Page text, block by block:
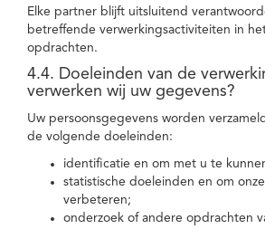
Elke partner blijft uitsluitend
betreffende verwerkingsactiviteiten in
opdrachten.
4.4. Doeleinden van de
verwerken wij uw gegevens?
Uw persoonsgegevens worden
de volgende doeleinden:
identificatie en om met u te
statistische doeleinden en om
verbeteren;
onderzoek of andere opdrachten